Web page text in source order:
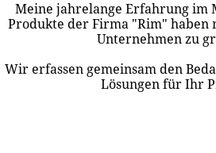
Meine jahrelange Erfahrung im
Produkte der Firma "Rim" haben
Unternehmen zu
Wir erfassen gemeinsam den
Lösungen für Ihr